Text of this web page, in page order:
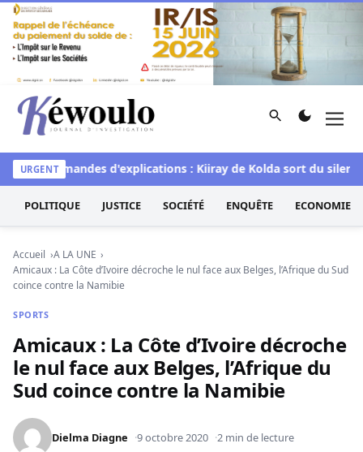
Aller au contenu
Kéwoulo, le premier site d'information et d'investigation
Rechercher
URGENT
les demandes d'explications : Kiiray de Kolda sort du silence
POLITIQUE JUSTICE SOCIÉTÉ ENQUÊTE ECONOMIE
Accueil
A LA UNE
Amicaux : La Côte d’Ivoire décroche le nul face aux Belges, l’Afrique du Sud
coince contre la Namibie
SPORTS
Amicaux : La Côte d’Ivoire décroche
le nul face aux Belges, l’Afrique du
Sud coince contre la Namibie
Dielma Diagne 9 octobre 2020 2 min de lecture